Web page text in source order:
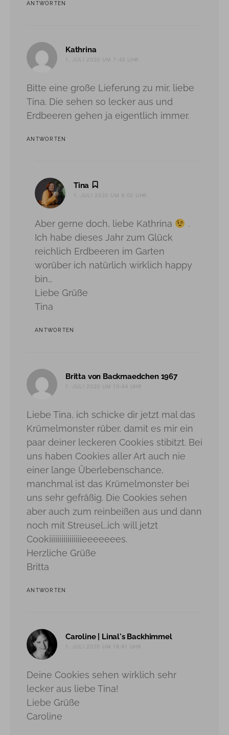
ANTWORTEN
Kathrina
1. JULI 2020 UM 7:43 UHR
Bitte eine große Lieferung zu mir, liebe
Tina. Die sehen so lecker aus und
Erdbeeren gehen ja eigentlich immer.
ANTWORTEN
Tina
1. JULI 2020 UM 9:02 UHR
Aber gerne doch, liebe Kathrina
.
Ich habe dieses Jahr zum Glück
reichlich Erdbeeren im Garten
worüber ich natürlich wirklich happy
bin…
Liebe Grüße
Tina
ANTWORTEN
Britta von Backmaedchen 1967sagt:
1. JULI 2020 UM 10:44 UHR
Liebe Tina, ich schicke dir jetzt mal das
Krümelmonster rüber, damit es mir ein
paar deiner leckeren Cookies stibitzt. Bei
uns haben Cookies aller Art auch nie
einer lange Überlebenschance,
manchmal ist das Krümelmonster bei
uns sehr gefräßig. Die Cookies sehen
aber auch zum reinbeißen aus und dann
noch mit Streusel…ich will jetzt
Cookiiiiiiiiiiiiiiiieeeeeees.
Herzliche Grüße
Britta
ANTWORTEN
Caroline | Linal's Backhimmelsagt:
1. JULI 2020 UM 18:41 UHR
Deine Cookies sehen wirklich sehr
lecker aus liebe Tina!
Liebe Grüße
Caroline